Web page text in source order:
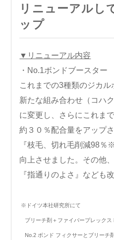
リニューアルし
ップ
▼リニューアル内容
・No.1ボンドブースター
これまでの3種類のジカル
新たな組み合わせ（コハ
に変更し、さらにこれまで
約３０％配合量をアップ
『枝毛、切れ毛削減98
向上させました。その他
『指通りのよさ』なども
※ドイツ本社研究所にて
ブリーチ剤＋ファイバープレックス
No.2 ボンド フィクサーとブリーチ